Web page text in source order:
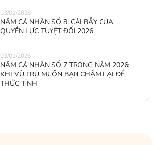
03/01/2026
NĂM CÁ NHÂN SỐ 8: CÁI BẪY CỦA
QUYỀN LỰC TUYỆT ĐỐI 2026
03/01/2026
NĂM CÁ NHÂN SỐ 7 TRONG NĂM 2026:
KHI VŨ TRỤ MUỐN BẠN CHẬM LẠI ĐỂ
THỨC TỈNH